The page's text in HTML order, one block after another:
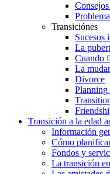
Transiciónes
Sucesos
La
Cuando
La
Divorce
Transición a la edad
Información
Cómo
Fondos y
La transición